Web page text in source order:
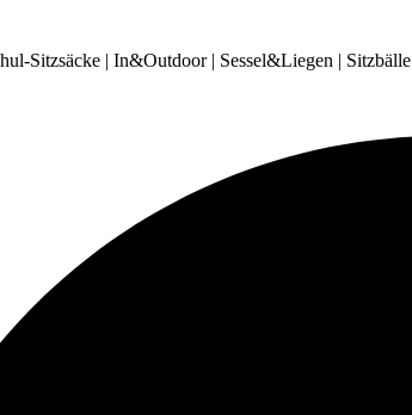
Sitzsäcke | In&Outdoor | Sessel&Liegen | Sitzbälle